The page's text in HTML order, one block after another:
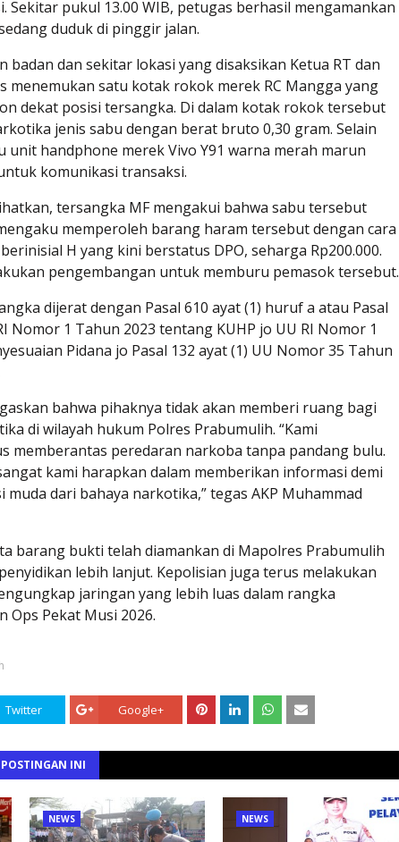
Sekitar pukul 13.00 WIB, petugas berhasil mengamankan
duduk di pinggir jalan.
badan dan sekitar lokasi yang disaksikan Ketua RT dan
menemukan satu kotak rokok merek RC Mangga yang
dekat posisi tersangka. Di dalam kotak rokok tersebut
jenis sabu dengan berat bruto 0,30 gram. Selain
unit handphone merek Vivo Y91 warna merah marun
komunikasi transaksi.
tersangka MF mengakui bahwa sabu tersebut
memperoleh barang haram tersebut dengan cara
H yang kini berstatus DPO, seharga Rp200.000.
pengembangan untuk memburu pemasok tersebut.
dijerat dengan Pasal 610 ayat (1) huruf a atau Pasal
Nomor 1 Tahun 2023 tentang KUHP jo UU RI Nomor 1
Pidana jo Pasal 132 ayat (1) UU Nomor 35 Tahun
bahwa pihaknya tidak akan memberi ruang bagi
di wilayah hukum Polres Prabumulih. “Kami
memberantas peredaran narkoba tanpa pandang bulu.
kami harapkan dalam memberikan informasi demi
dari bahaya narkotika,” tegas AKP Muhammad
barang bukti telah diamankan di Mapolres Prabumulih
lebih lanjut. Kepolisian juga terus melakukan
jaringan yang lebih luas dalam rangka
Ops Pekat Musi 2026.
Twitter Google+
INI
NEWS NEWS